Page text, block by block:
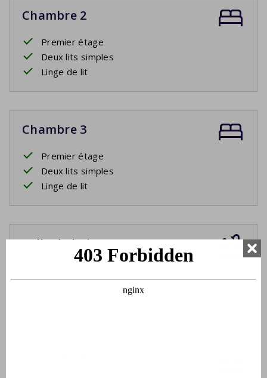
Chambre 2
Premier étage
Deux lits simples
Linge de lit
Chambre 3
Premier étage
Deux lits simples
Linge de lit
Salle de bain 1